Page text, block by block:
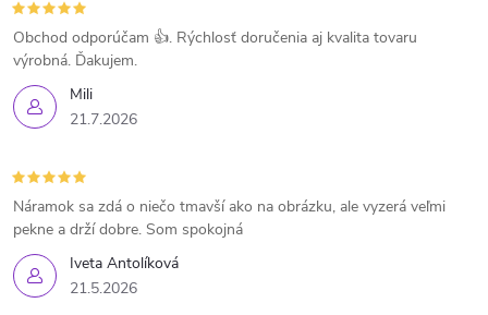
Mili
21.7.2026
Obchod odporúčam 👍. Rýchlosť doručenia aj kvalita tovaru
výrobná. Ďakujem.
Iveta Antolíková
21.5.2026
Náramok sa zdá o niečo tmavší ako na obrázku, ale vyzerá veľmi
pekne a drží dobre. Som spokojná